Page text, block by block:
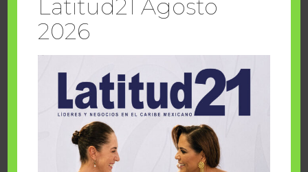
Cuando la solidaridad inspira; cumplen
sueños Fairmont Mayakoba y Make-A-Wish
Latitud21 Agosto
2026